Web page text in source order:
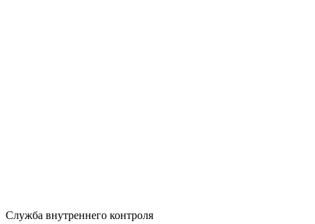
Служба внутреннего контроля